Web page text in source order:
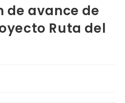
de avance de
Ruta del